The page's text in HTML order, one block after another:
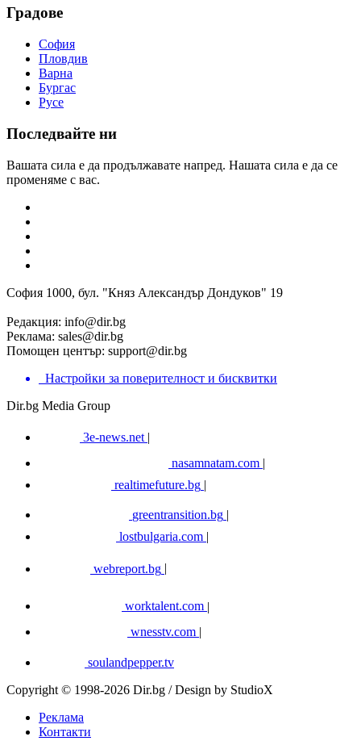
Градове
София
Пловдив
Варна
Бургас
Русе
Последвайте ни
Вашата сила е да продължавате напред. Нашата сила е да се
променяме с вас.
София 1000, бул. "Княз Александър Дондуков" 19
Редакция: info@dir.bg
Реклама: sales@dir.bg
Помощен център: support@dir.bg
Настройки за поверителност и бисквитки
Dir.bg Media Group
3e-news.net |
nasamnatam.com |
realtimefuture.bg |
greentransition.bg |
lostbulgaria.com |
webreport.bg
worktalent.com |
wnesstv.com |
soulandpepper.tv
Copyright © 1998-2026 Dir.bg / Design by StudioX
Реклама
Контакти